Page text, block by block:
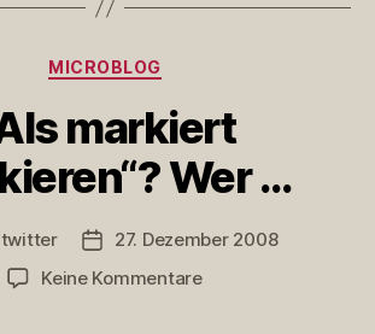
Kategorien
MICROBLOG
markiert
Wer …
twitter Veröffentlichungsdatum
27. Dezember 2008
Keine Kommentarezu